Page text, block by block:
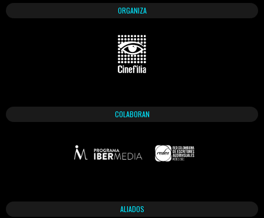
ORGANIZA
COLABORAN
ALIADOS